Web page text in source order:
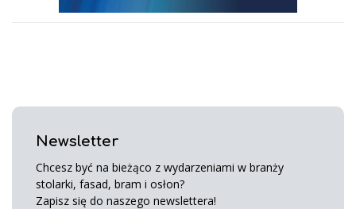
Newsletter
Chcesz być na bieżąco z wydarzeniami w branży
stolarki, fasad, bram i osłon?
Zapisz się do naszego newslettera!